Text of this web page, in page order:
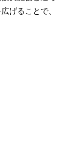
げることで、